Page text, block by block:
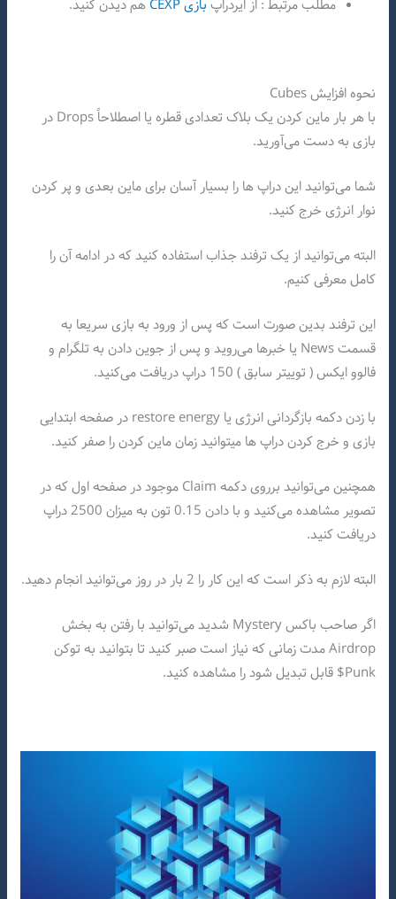
مطلب مرتبط : از ایردراپ بازی CEXP هم دیدن کنید.
نحوه افزایش Cubes
با هر بار ماین کردن یک بلاک تعدادی قطره یا اصطلاحاً Drops در
بازی به دست می‌آورید.
شما می‌توانید این دراپ ها را بسیار آسان برای ماین بعدی و پر کردن
نوار انرژی خرج کنید.
البته می‌توانید از یک ترفند جذاب استفاده کنید که در ادامه آن را
کامل معرفی کنیم.
این ترفند بدین صورت است که پس از ورود به بازی سریعا به
قسمت News یا خبرها می‌روید و پس از جوین دادن به تلگرام و
فالوو ایکس ( توییتر سابق ) 150 دراپ دریافت می‌کنید.
با زدن دکمه بازگردانی انرژی یا restore energy در صفحه ابتدایی
بازی و خرج کردن دراپ ها میتوانید زمان ماین کردن را صفر کنید.
همچنین می‌توانید برروی دکمه Claim موجود در صفحه اول که در
تصویر مشاهده می‌کنید و با دادن 0.15 تون به میزان 2500 دراپ
دریافت کنید.
البته لازم به ذکر است که این کار را 2 بار در روز می‌توانید انجام دهید‌.
اگر صاحب باکس Mystery شدید می‌توانید با رفتن به بخش
Airdrop مدت زمانی که نیاز است صبر کنید تا بتوانید به توکن
Punk$ قابل تبدیل شود را مشاهده کنید‌.